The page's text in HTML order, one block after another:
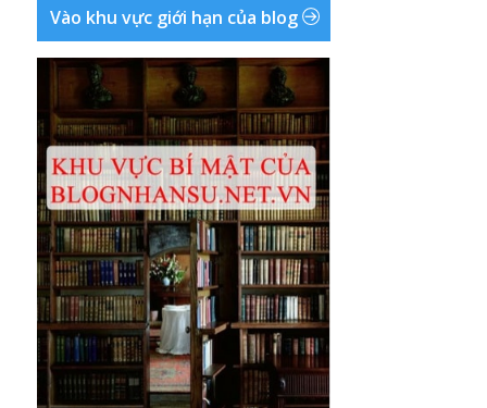
Vào khu vực giới hạn của blog